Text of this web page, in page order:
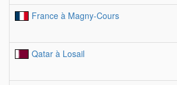
France à Magny-Cours
Qatar à Losail